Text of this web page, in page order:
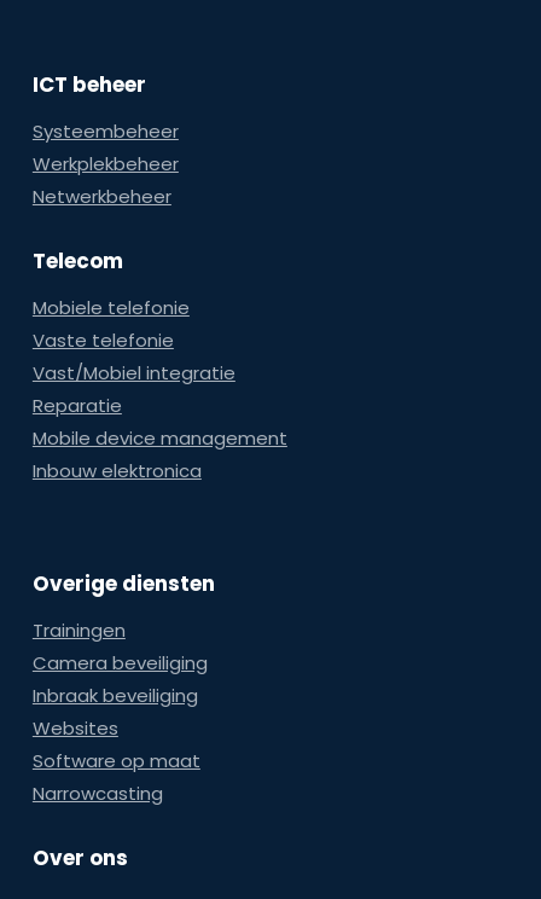
ICT beheer
Systeembeheer
Werkplekbeheer
Netwerkbeheer
Telecom
Mobiele telefonie
Vaste telefonie
Vast/Mobiel integratie
Reparatie
Mobile device management
Inbouw elektronica
Overige diensten
Trainingen
Camera beveiliging
Inbraak beveiliging
Websites
Software op maat
Narrowcasting
Over ons